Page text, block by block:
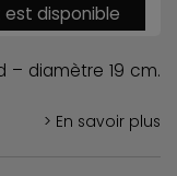
disponible
– diamètre 19 cm.
> En savoir plus